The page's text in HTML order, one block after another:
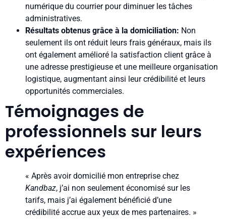
numérique du courrier pour diminuer les tâches
administratives.
Résultats obtenus grâce à la domiciliation: Non
seulement ils ont réduit leurs frais généraux, mais ils
ont également amélioré la satisfaction client grâce à
une adresse prestigieuse et une meilleure organisation
logistique, augmentant ainsi leur crédibilité et leurs
opportunités commerciales.
Témoignages de
professionnels sur leurs
expériences
« Après avoir domicilié mon entreprise chez
Kandbaz, j’ai non seulement économisé sur les
tarifs, mais j’ai également bénéficié d’une
crédibilité accrue aux yeux de mes partenaires. »